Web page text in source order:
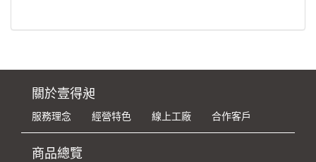
關於壹得昶
服務理念 經營特色 線上工廠 合作客戶
商品總覽